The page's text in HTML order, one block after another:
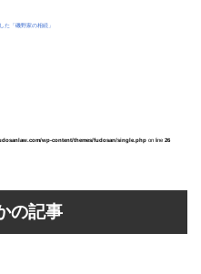
wp-content/themes/fudosan/single.php on line 26
の記事